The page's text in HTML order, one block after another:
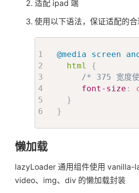
适配 ipad 端
使用以下语法，保证适配的合
@media screen
html
{
/* 375 宽度
font-size :
}
}
懒加载
lazyLoader 通用组件使用 vanilla-
video、img、div 的懒加载封装